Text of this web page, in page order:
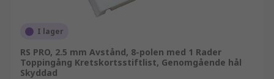
I lager
RS PRO, 2.5 mm Avstånd, 8-polen med 1 Rader
Toppingång Kretskortsstiftlist, Genomgående hål
Skyddad